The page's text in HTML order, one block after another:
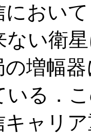
におい
い衛
増幅
いる．
ャリ